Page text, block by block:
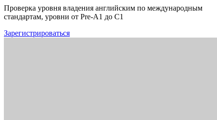
Проверка уровня владения английским по международным
стандартам, уровни от Pre-A1 до C1
Зарегистрироваться